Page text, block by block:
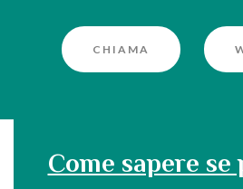
CHIAMA
Come sapere